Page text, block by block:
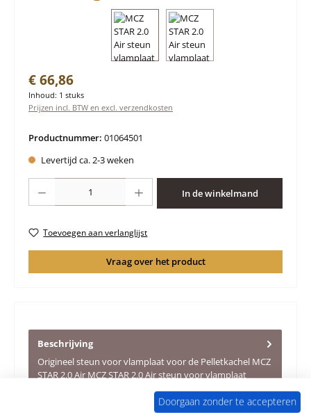
Normale prijs:
€ 66,86
Inhoud: 1 stuks
Prijzen incl. BTW en excl. verzendkosten
Productnummer: 01064501
Levertijd ca. 2-3 weken
In de winkelmand
Toevoegen aan verlanglijst
Vraag over het product
Beschrijving
Origineel steun voor vlamplaat voor de Pelletkachel MCZ
STAR 2.0 Air MCZ STAR 2.0 Air steun voor vlamplaat
Doorgaan zonder te accepteren